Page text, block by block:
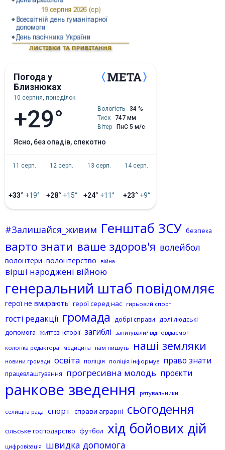
Погода у
Близнюках
10 серпня, понеділок
+29° Вологість
34 %
Тиск
747 мм
Вітер
ПнС 5 м/с
ясно, без опадів, спекотно
11 серп.
+33° +19°
12 серп.
+28° +15°
13 серп.
+24° +11°
14 серп.
+23° +9°
#Залишайся_живим Генштаб ЗСУ безпека
варто знати ваше здоров'я волейбол
волонтери волонтерство війна
вірші народжені війною
генеральний штаб повідомляє
герої не вмирають герої серед нас гирьовий спорт
гості редакції громада добрі справи долі людські
допомога життєві історії загиблі запитували? відповідаємо!
колонка редактора
медицина нам пишуть наші земляки
новини громади освіта поліція поліція інформує право знати
працевлаштування прогресивна молодь проєкти
ранкове зведення рятувальники
селищна рада спорт справи аграрні сьогодення
сільське господарство футбол хід бойових дій
цифровізація швидка допомога